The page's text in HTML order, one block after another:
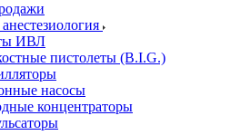
ИВЛ
пистолеты (B.I.G.)
насосы
концентраторы